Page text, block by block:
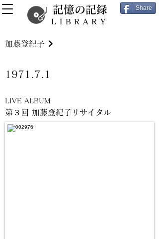
記憶の記録
LIBRARY
Share
第３回 加藤登紀子リサイタル
加藤登紀子
1971.7.1
LIVE ALBUM